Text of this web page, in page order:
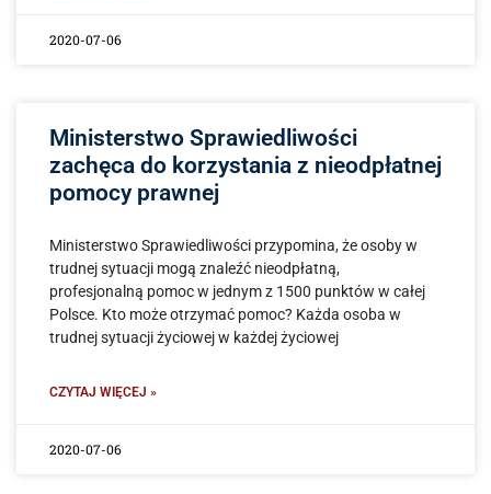
2020-07-06
Ministerstwo Sprawiedliwości
zachęca do korzystania z nieodpłatnej
pomocy prawnej
Ministerstwo Sprawiedliwości przypomina, że osoby w
trudnej sytuacji mogą znaleźć nieodpłatną,
profesjonalną pomoc w jednym z 1500 punktów w całej
Polsce. Kto może otrzymać pomoc? Każda osoba w
trudnej sytuacji życiowej w każdej życiowej
CZYTAJ WIĘCEJ »
2020-07-06